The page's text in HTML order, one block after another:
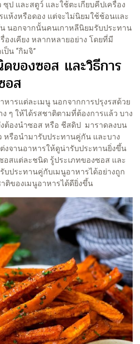
ป และสตูว์ และใช้ตะเกียบคีปเครื่อง
แห้งหรือดอง แต่จะไม่นิยมใช้ช้อนและ
นอกจากนั้นคนเกาหลีนิยมรับประทาน
องเคียง หลากหลายอย่าง โดยที่มี
ป็น “กิมจิ”
ของซอส และวิธีการ
อส
แต่ละเมนู นอกจากการปรุงรสด้วย
ง ๆ ให้ได้รสชาติตามที่ต้องการแล้ว บาง
ต้องนำซอส หรือ ชีสดิป มาราดลงบน
หรือนำมารับประทานคู่กัน และบาง
งจานอาหารให้ดูน่ารับประทานยิ่งขึ้น
อสแต่ละชนิด รู้ประเภทของซอส และ
บประทานคู่กับเมนูอาหารได้อย่างถูก
ติของเมนูอาหารได้ดียิ่งขึ้น